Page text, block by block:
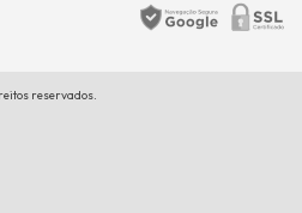
reservados.